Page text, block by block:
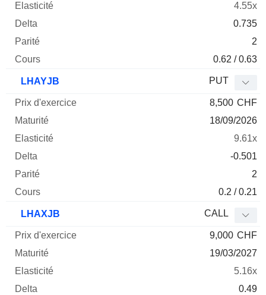
4.55x
0.735
2
0.62 / 0.63
LHAYJB PUT
8,500 CHF
18/09/2026
9.61x
-0.501
2
0.2 / 0.21
LHAXJB CALL
9,000 CHF
19/03/2027
5.16x
0.49